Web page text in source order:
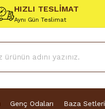
HIZLI TESLİMAT
Aynı Gün Teslimat
Genç Odaları Baza Setleri